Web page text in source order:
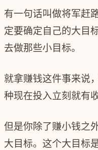
有一句话叫做将军赶
定要确定自己的大目
去做那些小目标。
就拿赚钱这件事来说
种现在投入立刻就有
但是你除了赚小钱之
大目标。这个大目标